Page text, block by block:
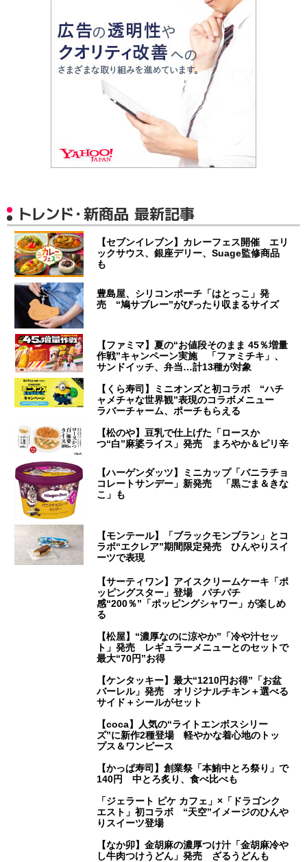
トレンド・新商品 最新記事
【セブンイレブン】カレーフェス開催 エリ
ックサウス、銀座デリー、Suage監修商品
も
豊島屋、シリコンポーチ「はとっこ」発
売 “鳩サブレー”がぴったり収まるサイズ
【ファミマ】夏の“お値段そのまま 45％増量
作戦”キャンペーン実施 「ファミチキ」、
サンドイッチ、弁当…計13種が対象
【くら寿司】ミニオンズと初コラボ “ハチ
ャメチャな世界観”表現のコラボメニュー
ラバーチャーム、ポーチもらえる
【松のや】豆乳で仕上げた「ロースか
つ“白”麻婆ライス」発売 まろやか＆ピリ辛
【ハーゲンダッツ】ミニカップ「バニラチョ
コレートサンデー」新発売 「黒ごま＆きな
こ」も
【モンテール】「ブラックモンブラン」とコ
ラボ“エクレア”期間限定発売 ひんやりスイ
ーツで表現
【サーティワン】アイスクリームケーキ「ポ
ッピングスター」登場 パチパチ
感“200％”「ポッピングシャワー」が楽しめ
る
【松屋】“濃厚なのに涼やか”「冷や汁セッ
ト」発売 レギュラーメニューとのセットで
最大“70円”お得
【ケンタッキー】最大“1210円お得”「お盆
バーレル」発売 オリジナルチキン＋選べる
サイド＋シールがセット
【coca】人気の“ライトエンボスシリー
ズ”に新作2種登場 軽やかな着心地のトッ
プス＆ワンピース
【かっぱ寿司】創業祭「本鮪中とろ祭り」で
140円 中とろ炙り、食べ比べも
「ジェラート ピケ カフェ」×「ドラゴンク
エスト」初コラボ “天空”イメージのひんや
りスイーツ登場
【なか卯】金胡麻の濃厚つけ汁「金胡麻冷や
し牛肉つけうどん」発売 ざるうどんも